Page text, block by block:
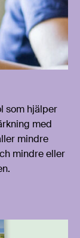
som hjälper
med
mindre
mindre eller